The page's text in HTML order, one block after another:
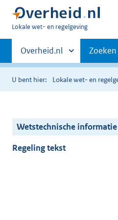
U
hier:
Lokale wet- en regelgeving
Primaire
navigatie
Andere
sites
binnen
Overheid.nl Zoeken
U bent hier: Lokale wet- en
Wetstechnische informatie
Regeling tekst